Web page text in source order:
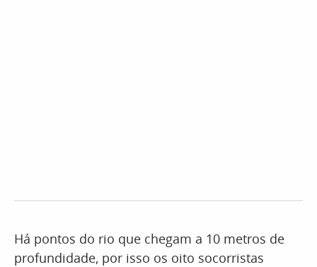
Há pontos do rio que chegam a 10 metros de
profundidade, por isso os oito socorristas